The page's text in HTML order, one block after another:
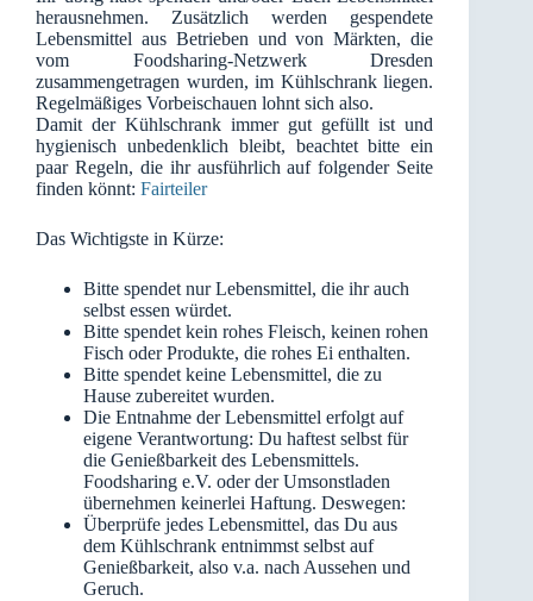
herausnehmen. Zusätzlich werden gespendete
Lebensmittel aus Betrieben und von Märkten, die
vom Foodsharing-Netzwerk Dresden
zusammengetragen wurden, im Kühlschrank liegen.
Regelmäßiges Vorbeischauen lohnt sich also.
Damit der Kühlschrank immer gut gefüllt ist und
hygienisch unbedenklich bleibt, beachtet bitte ein
paar Regeln, die ihr ausführlich auf folgender Seite
finden könnt: Fairteiler
Das Wichtigste in Kürze:
Bitte spendet nur Lebensmittel, die ihr auch
selbst essen würdet.
Bitte spendet kein rohes Fleisch, keinen rohen
Fisch oder Produkte, die rohes Ei enthalten.
Bitte spendet keine Lebensmittel, die zu
Hause zubereitet wurden.
Die Entnahme der Lebensmittel erfolgt auf
eigene Verantwortung: Du haftest selbst für
die Genießbarkeit des Lebensmittels.
Foodsharing e.V. oder der Umsonstladen
übernehmen keinerlei Haftung. Deswegen:
Überprüfe jedes Lebensmittel, das Du aus
dem Kühlschrank entnimmst selbst auf
Genießbarkeit, also v.a. nach Aussehen und
Geruch.